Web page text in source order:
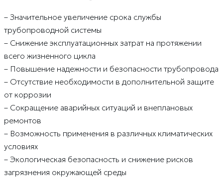
– Значительное увеличение срока службы
трубопроводной системы
– Снижение эксплуатационных затрат на протяжении
всего жизненного цикла
– Повышение надежности и безопасности трубопровода
– Отсутствие необходимости в дополнительной защите
от коррозии
– Сокращение аварийных ситуаций и внеплановых
ремонтов
– Возможность применения в различных климатических
условиях
– Экологическая безопасность и снижение рисков
загрязнения окружающей среды